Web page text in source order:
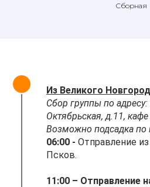
Сборная
Из Великого
Сбор группы по
Октябрьская, д.11,
Возможно подсадка по
06:00 - Отправление
Псков.
11:00 – Отправление